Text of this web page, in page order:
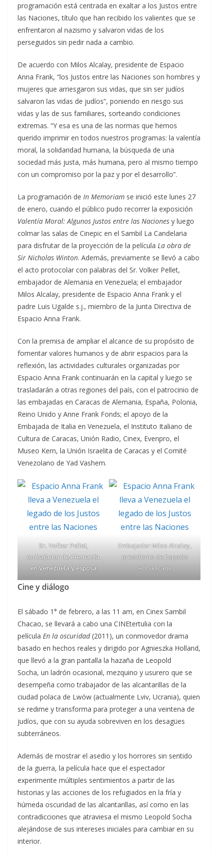
programación está centrada en exaltar a los Justos entre
las Naciones, título que han recibido los valientes que se
enfrentaron al nazismo y salvaron vidas de los
perseguidos sin pedir nada a cambio.
De acuerdo con Milos Alcalay, presidente de Espacio
Anna Frank, “los Justos entre las Naciones son hombres y
mujeres que arriesgaron sus vidas, que sin ser judíos
salvaron las vidas de judíos”, poniendo en riesgo sus
vidas y las de sus familiares, sorteando condiciones
extremas. “Y esa es una de las normas que hemos
querido imprimir en todos nuestros programas: la valentía
moral, la solidaridad humana, la búsqueda de una
sociedad más justa, más humana, pero al mismo tiempo
con un compromiso por la paz y por el desarrollo”.
La programación de In Memoriam se inició este lunes 27
de enero, cuando el público pudo recorrer la exposición
Valentía Moral: Algunos Justos entre las Naciones y luego
colmar las salas de Cinepic en el Sambil La Candelaria
para disfrutar de la proyección de la película La obra de
Sir Nicholas Winton. Además, previamente se llevó a cabo
el acto protocolar con palabras del Sr. Volker Pellet,
embajador de Alemania en Venezuela; el embajador
Milos Alcalay, presidente de Espacio Anna Frank y el
padre Luis Ugalde s.j., miembro de la Junta Directiva de
Espacio Anna Frank.
Con la premisa de ampliar el alcance de su propósito de
fomentar valores humanos y de abrir espacios para la
reflexión, las actividades culturales organizadas por
Espacio Anna Frank continuarán en la capital y luego se
trasladarán a otras regiones del país, con el patrocinio de
las embajadas en Caracas de Alemania, España, Polonia,
Reino Unido y Anne Frank Fonds; el apoyo de la
Embajada de Italia en Venezuela, el Instituto Italiano de
Cultura de Caracas, Unión Radio, Cinex, Evenpro, el
Museo Kern, la Unión Israelita de Caracas y el Comité
Venezolano de Yad Vashem.
Sr. Volker Pellet,
embajador de Alemania
en Venezuela y esposa
Embajador Milos Alcalay,
presidente de Espacio
Anna Frank
Cine y diálogo
El sábado 1° de febrero, a las 11 am, en Cinex Sambil
Chacao, se llevará a cabo una CINEtertulia con la
película En la oscuridad(2011), un conmovedor drama
basado en hechos reales y dirigido por Agnieszka Holland,
que llevó a la gran pantalla la hazaña de Leopold
Socha, un ladrón ocasional, mezquino y usurero que se
desempeña como trabajador de las alcantarillas de la
ciudad polaca de Lwów (actualmente Lviv, Ucrania), quien
se redime y transforma para proteger a una veintena de
judíos, que con su ayuda sobreviven en los desagües
subterráneos.
Además de mostrar el asedio y los horrores sin sentido
de la guerra, la película hace que el espectador
experimente múltiples sentimientos a partir de las
historias y las acciones de los refugiados en la fría y
húmeda oscuridad de las alcantarillas, así como en las
contradicciones que atraviesa el mismo Leopold Socha
alejándose de sus intereses iniciales para cambiar en su
interior.